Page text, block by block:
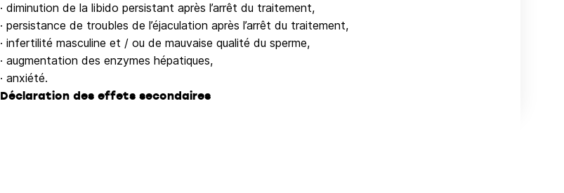
· diminution de la libido persistant après l’arrêt du traitement,
· persistance de troubles de l’éjaculation après l’arrêt du traitement,
· infertilité masculine et / ou de mauvaise qualité du sperme,
· augmentation des enzymes hépatiques,
· anxiété.
Déclaration des effets secondaires